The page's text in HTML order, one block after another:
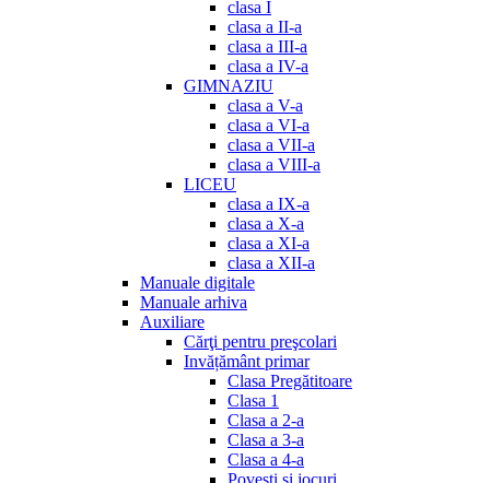
clasa I
clasa a II-a
clasa a III-a
clasa a IV-a
GIMNAZIU
clasa a V-a
clasa a VI-a
clasa a VII-a
clasa a VIII-a
LICEU
clasa a IX-a
clasa a X-a
clasa a XI-a
clasa a XII-a
Manuale digitale
Manuale arhiva
Auxiliare
Cărţi pentru preşcolari
Invățământ primar
Clasa Pregătitoare
Clasa 1
Clasa a 2-a
Clasa a 3-a
Clasa a 4-a
Povesti si jocuri